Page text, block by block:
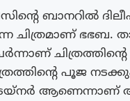
ബാനറില്‍
ചിത്രമാണ് ഭഭബ.
പൂജ
ആണെന്നാണ്